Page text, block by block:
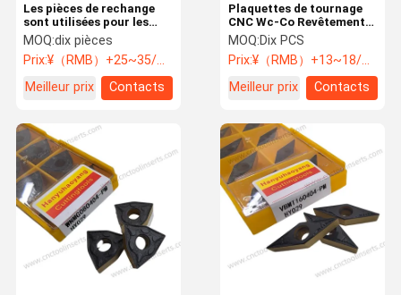
Les pièces de rechange
sont utilisées pour les
pièces de rechange.
MOQ:dix pièces
Prix:¥（RMB）+25~35/PCS
Meilleur prix
Contacts
Plaquettes de tournage
CNC Wc-Co Revêtement
CVD DNMG150604-PM
HY029 Aciers
MOQ:Dix PCS
Prix:¥（RMB）+13~18/PCS
Meilleur prix
Contacts